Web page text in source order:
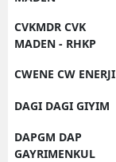
CVKMDR CVK
MADEN - RHKP
CWENE CW ENERJI
DAGI DAGI GIYIM
DAPGM DAP
GAYRIMENKUL